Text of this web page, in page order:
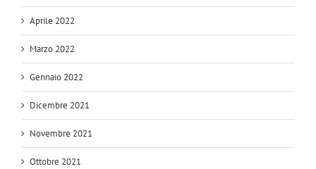
Aprile 2022
Marzo 2022
Gennaio 2022
Dicembre 2021
Novembre 2021
Ottobre 2021